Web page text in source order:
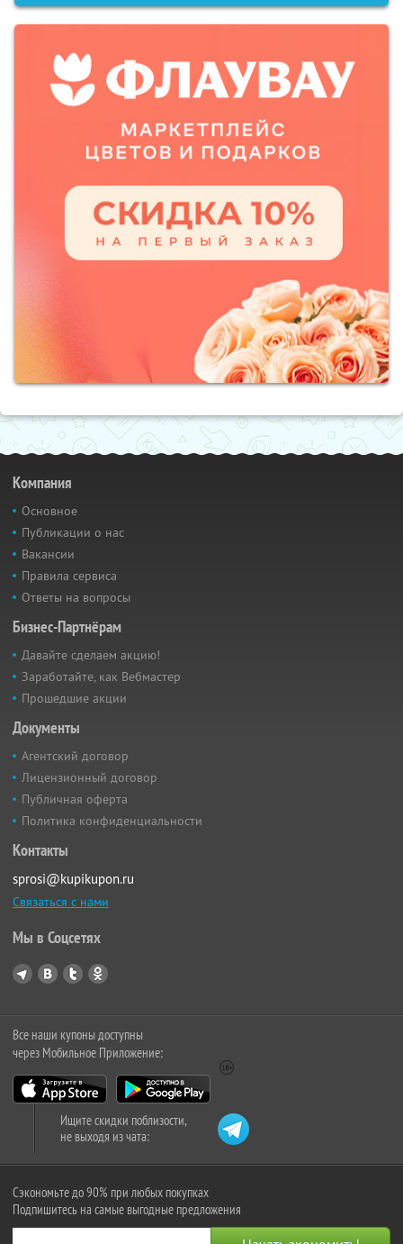
Компания
Основное
Публикации о нас
Вакансии
Правила сервиса
Ответы на вопросы
Бизнес-Партнёрам
Давайте сделаем акцию!
Заработайте, как Вебмастер
Прошедшие акции
Документы
Агентский договор
Лицензионный договор
Публичная оферта
Политика конфиденциальности
Контакты
sprosi@kupikupon.ru
Связаться с нами
Мы в Соцсетях
Все наши купоны доступны
через Мобильное Приложение:
Ищите скидки поблизости,
не выходя из чата:
Сэкономьте до 90% при любых покупках
Подпишитесь на самые выгодные предложения